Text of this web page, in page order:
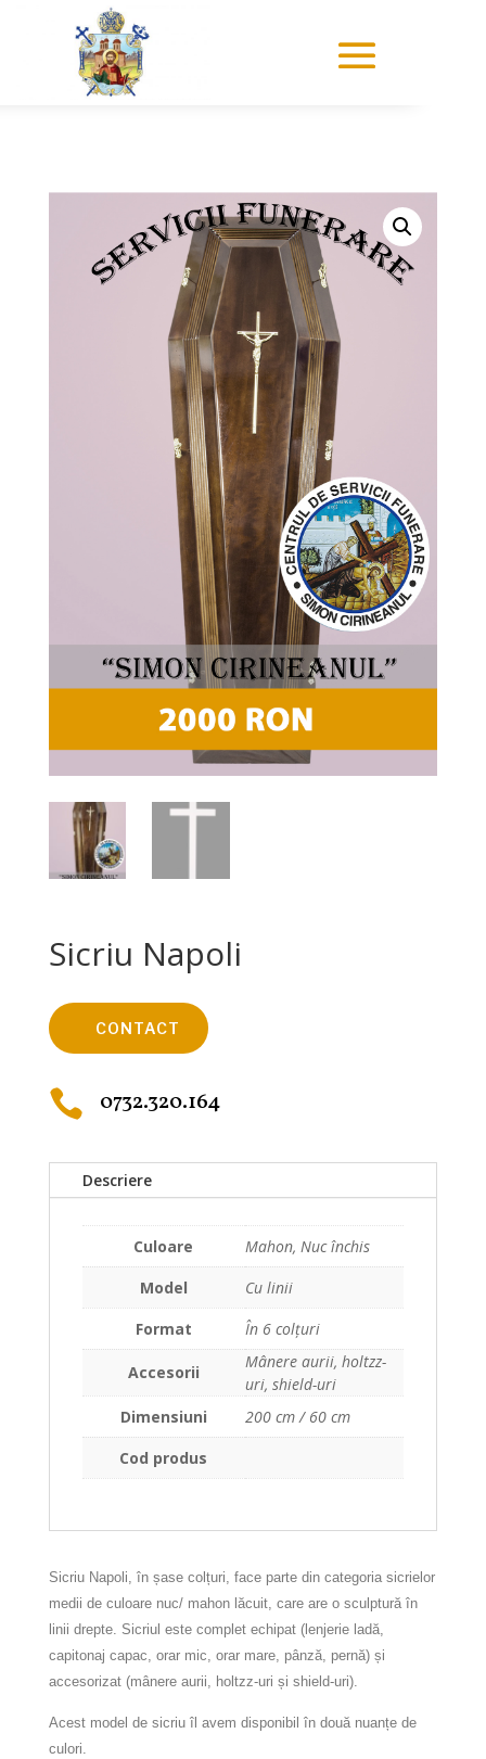
Sicriu Napoli
CONTACT
 0732.320.164
Descriere
Culoare
Mahon, Nuc închis
Model
Cu linii
Format
În 6 colțuri
Accesorii
Mânere aurii, holtzz-
uri, shield-uri
Dimensiuni
200 cm / 60 cm
Cod produs
Sicriu Napoli, în șase colțuri, face parte din categoria sicrielor
medii de culoare nuc/ mahon lăcuit, care are o sculptură în
linii drepte. Sicriul este complet echipat (lenjerie ladă,
capitonaj capac, orar mic, orar mare, pânză, pernă) și
accesorizat (mânere aurii, holtzz-uri și shield-uri).
Acest model de sicriu îl avem disponibil în două nuanțe de
culori.